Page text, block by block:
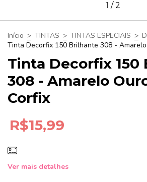
1 /2
Início > TINTAS > TINTAS ESPECIAIS >
Tinta Decorfix 150 Brilhante 308 -
Tinta Decorfix 150
308 - Amarelo
Corfix
R$15,99
Ver mais detalhes